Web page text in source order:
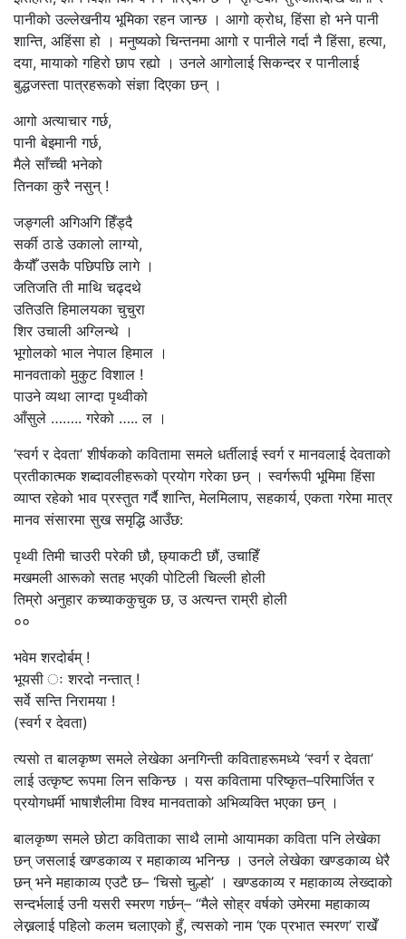
पानीको उल्लेखनीय भूमिका रहन जान्छ । आगो क्रोध, हिंसा हो भने पानी
शान्ति, अहिंसा हो । मनुष्यको चिन्तनमा आगो र पानीले गर्दा नै हिंसा, हत्या,
दया, मायाको गहिरो छाप रह्यो । उनले आगोलाई सिकन्दर र पानीलाई
बुद्धजस्ता पात्रहरूको संज्ञा दिएका छन् ।
आगो अत्याचार गर्छ,
पानी बेइमानी गर्छ,
मैले साँच्ची भनेको
तिनका कुरै नसुन् !
जङ्गली अगिअगि हिँड्दै
सर्की ठाडे उकालो लाग्यो,
कैयौँ उसकै पछिपछि लागे ।
जतिजति ती माथि चढ्दथे
उतिउति हिमालयका चुचुरा
शिर उचाली अग्लिन्थे ।
भूगोलको भाल नेपाल हिमाल ।
मानवताको मुकुट विशाल !
पाउने व्यथा लाग्दा पृथ्वीको
आँसुले …….. गरेको ….. ल ।
‘स्वर्ग र देवता’ शीर्षकको कवितामा समले धर्तीलाई स्वर्ग र मानवलाई देवताको
प्रतीकात्मक शब्दावलीहरूको प्रयोग गरेका छन् । स्वर्गरूपी भूमिमा हिंसा
व्याप्त रहेको भाव प्रस्तुत गर्दै शान्ति, मेलमिलाप, सहकार्य, एकता गरेमा मात्र
मानव संसारमा सुख समृद्धि आउँछ:
पृथ्वी तिमी चाउरी परेकी छौ, छ्याकटी छौं, उचाहिँ
मखमली आरूको सतह भएकी पोटिली चिल्ली होली
तिम्रो अनुहार कच्याककुचुक छ, उ अत्यन्त राम्री होली
००
भवेम शरदोर्बम् !
भूयसी ः शरदो नन्तात् !
सर्वे सन्ति निरामया !
(स्वर्ग र देवता)
त्यसो त बालकृष्ण समले लेखेका अनगिन्ती कविताहरूमध्ये ‘स्वर्ग र देवता’
लाई उत्कृष्ट रूपमा लिन सकिन्छ । यस कवितामा परिष्कृत–परिमार्जित र
प्रयोगधर्मी भाषाशैलीमा विश्व मानवताको अभिव्यक्ति भएका छन् ।
बालकृष्ण समले छोटा कविताका साथै लामो आयामका कविता पनि लेखेका
छन् जसलाई खण्डकाव्य र महाकाव्य भनिन्छ । उनले लेखेका खण्डकाव्य धेरै
छन् भने महाकाव्य एउटै छ– ‘चिसो चुल्हो’ । खण्डकाव्य र महाकाव्य लेख्दाको
सन्दर्भलाई उनी यसरी स्मरण गर्छन्– “मैले सोह्र वर्षको उमेरमा महाकाव्य
लेख्नलाई पहिलो कलम चलाएको हुँ, त्यसको नाम ‘एक प्रभात स्मरण’ राखेँ